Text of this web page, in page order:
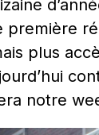
première
plus
notre